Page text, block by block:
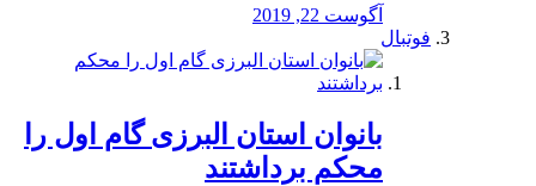
آگوست 22, 2019
فوتبال
بانوان استان البرزی گام اول را
محكم برداشتند